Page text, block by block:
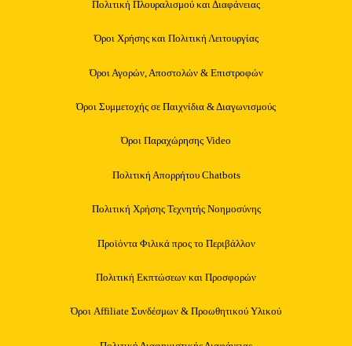
Πολιτική Πλουραλισμού και Διαφάνειας
Όροι Χρήσης και Πολιτική Λειτουργίας
Όροι Αγορών, Αποστολών & Επιστροφών
Όροι Συμμετοχής σε Παιχνίδια & Διαγωνισμούς
Όροι Παραχώρησης Video
Πολιτική Απορρήτου Chatbots
Πολιτική Χρήσης Τεχνητής Νοημοσύνης
Προϊόντα Φιλικά προς το Περιβάλλον
Πολιτική Εκπτώσεων και Προσφορών
Όροι Affiliate Συνδέσμων & Προωθητικού Υλικού